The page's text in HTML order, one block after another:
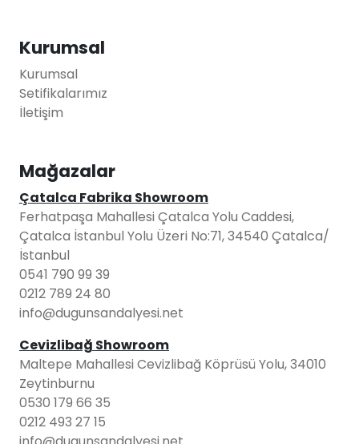
Kurumsal
Kurumsal
Setifikalarımız
İletişim
Mağazalar
Çatalca Fabrika Showroom
Ferhatpaşa Mahallesi Çatalca Yolu Caddesi,
Çatalca İstanbul Yolu Üzeri No:71, 34540 Çatalca/
İstanbul
0541 790 99 39
0212 789 24 80
info@dugunsandalyesi.net
Cevizlibağ Showroom
Maltepe Mahallesi Cevizlibağ Köprüsü Yolu, 34010
Zeytinburnu
0530 179 66 35
0212 493 27 15